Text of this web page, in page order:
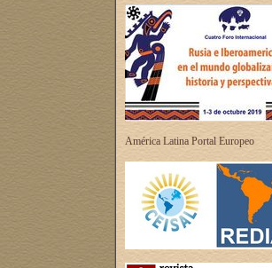
América Latina Portal Europeo